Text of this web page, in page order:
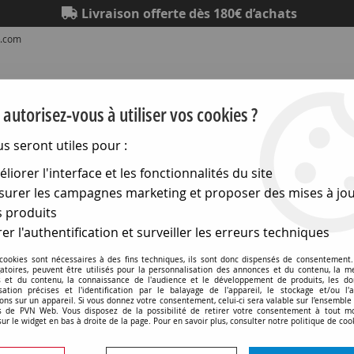
Livraison offerte dès 180€ d’achats
Eclairage Matériel électrique
>Connecteurs tv - 75 ohm
Prise murale avec 1 connecteur tv
vous à utiliser vos cookies ?
seront utiles pour :
l'interface et les fonctionnalités du site
les campagnes marketing et proposer des mises à
produits
l'authentification et surveiller les erreurs techniques
sont nécessaires à des fins techniques, ils sont donc dispensés de
peuvent être utilisés pour la personnalisation des annonces et du contenu, la
et du contenu, la connaissance de l'audience et le développement de produits, les
précises et l'identification par le balayage de l'appareil, le stockage et/ou
sur un appareil. Si vous donnez votre consentement, celui-ci sera valable sur l’ensemble
de PVN Web. Vous disposez de la possibilité de retirer votre consentement à tout
le widget en bas à droite de la page. Pour en savoir plus, consulter notre politique de